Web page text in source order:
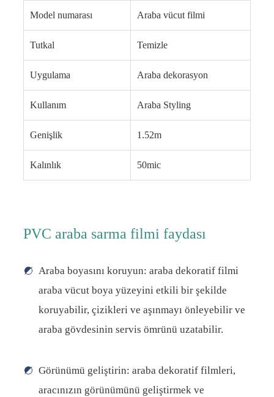
Model numarası Araba vücut filmi
Tutkal Temizle
Uygulama Araba dekorasyon
Kullanım Araba Styling
Genişlik 1.52m
Kalınlık 50mic
PVC araba sarma filmi faydası
Araba boyasını koruyun: araba dekoratif filmi
araba vücut boya yüzeyini etkili bir şekilde
koruyabilir, çizikleri ve aşınmayı önleyebilir ve
araba gövdesinin servis ömrünü uzatabilir.
Görünümü geliştirin: araba dekoratif filmleri,
aracınızın görünümünü geliştirmek ve